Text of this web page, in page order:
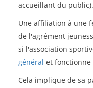
accueillant du public).
Une affiliation à une
de l'agrément
si l'association
général et
Cela implique de sa